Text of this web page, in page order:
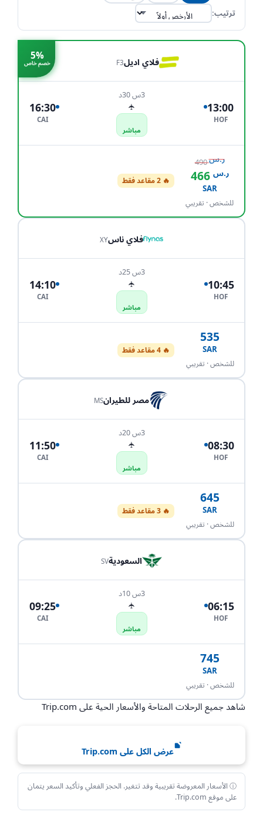
ترتيب:
5%
خصم خاص فلاي اديلF3
13:00
HOF
3س 30د
✈
مباشر
16:30
CAI
ر.س490
ر.س 466
SAR
للشخص · تقريبي
🔥 2 مقاعد فقط
فلاي ناسXY
10:45
HOF
3س 25د
✈
مباشر
14:10
CAI
535
SAR
للشخص · تقريبي
🔥 4 مقاعد فقط
مصر للطيرانMS
08:30
HOF
3س 20د
✈
مباشر
11:50
CAI
645
SAR
للشخص · تقريبي
🔥 3 مقاعد فقط
السعوديةSV
06:15
HOF
3س 10د
✈
مباشر
09:25
CAI
745
SAR
للشخص · تقريبي
شاهد جميع الرحلات المتاحة والأسعار الحية على Trip.com
عرض الكل على Trip.com
ⓘ الأسعار المعروضة تقريبية وقد تتغير. الحجز الفعلي وتأكيد السعر يتمان
على موقع Trip.com.